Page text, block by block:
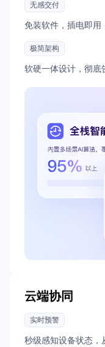
无感交付
免装软件，插电即用
极简架构
软硬一体设计，彻底
云端协同
实时预警
秒级感知设备状态，